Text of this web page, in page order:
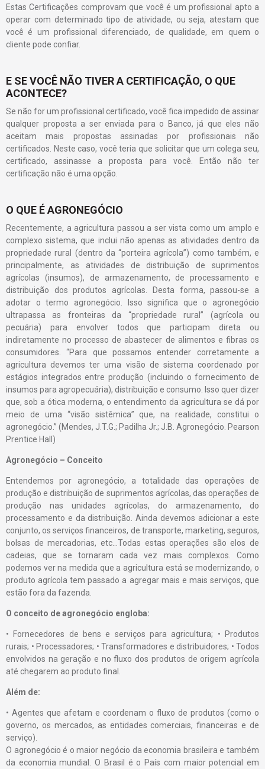
Estas Certificações comprovam que você é um profissional apto a
operar com determinado tipo de atividade, ou seja, atestam que
você é um profissional diferenciado, de qualidade, em quem o
cliente pode confiar.
E SE VOCÊ NÃO TIVER A CERTIFICAÇÃO, O QUE
ACONTECE?
Se não for um profissional certificado, você fica impedido de assinar
qualquer proposta a ser enviada para o Banco, já que eles não
aceitam mais propostas assinadas por profissionais não
certificados. Neste caso, você teria que solicitar que um colega seu,
certificado, assinasse a proposta para você. Então não ter
certificação não é uma opção.
O QUE É AGRONEGÓCIO
Recentemente, a agricultura passou a ser vista como um amplo e
complexo sistema, que inclui não apenas as atividades dentro da
propriedade rural (dentro da “porteira agrícola”) como também, e
principalmente, as atividades de distribuição de suprimentos
agrícolas (insumos), de armazenamento, de processamento e
distribuição dos produtos agrícolas. Desta forma, passou-se a
adotar o termo agronegócio. Isso significa que o agronegócio
ultrapassa as fronteiras da “propriedade rural” (agrícola ou
pecuária) para envolver todos que participam direta ou
indiretamente no processo de abastecer de alimentos e fibras os
consumidores. “Para que possamos entender corretamente a
agricultura devemos ter uma visão de sistema coordenado por
estágios integrados entre produção (incluindo o fornecimento de
insumos para agropecuária), distribuição e consumo. Isso quer dizer
que, sob a ótica moderna, o entendimento da agricultura se dá por
meio de uma “visão sistêmica” que, na realidade, constitui o
agronegócio.” (Mendes, J.T.G.; Padilha Jr.; J.B. Agronegócio. Pearson
Prentice Hall)
Agronegócio – Conceito
Entendemos por agronegócio, a totalidade das operações de
produção e distribuição de suprimentos agrícolas, das operações de
produção nas unidades agrícolas, do armazenamento, do
processamento e da distribuição. Ainda devemos adicionar a este
conjunto, os serviços financeiros, de transporte, marketing, seguros,
bolsas de mercadorias, etc…Todas estas operações são elos de
cadeias, que se tornaram cada vez mais complexos. Como
podemos ver na medida que a agricultura está se modernizando, o
produto agrícola tem passado a agregar mais e mais serviços, que
estão fora da fazenda.
O conceito de agronegócio engloba:
• Fornecedores de bens e serviços para agricultura; • Produtos
rurais; • Processadores; • Transformadores e distribuidores; • Todos
envolvidos na geração e no fluxo dos produtos de origem agrícola
até chegarem ao produto final.
Além de:
• Agentes que afetam e coordenam o fluxo de produtos (como o
governo, os mercados, as entidades comerciais, financeiras e de
serviço).
O agronegócio é o maior negócio da economia brasileira e também
da economia mundial. O Brasil é o País com maior potencial em